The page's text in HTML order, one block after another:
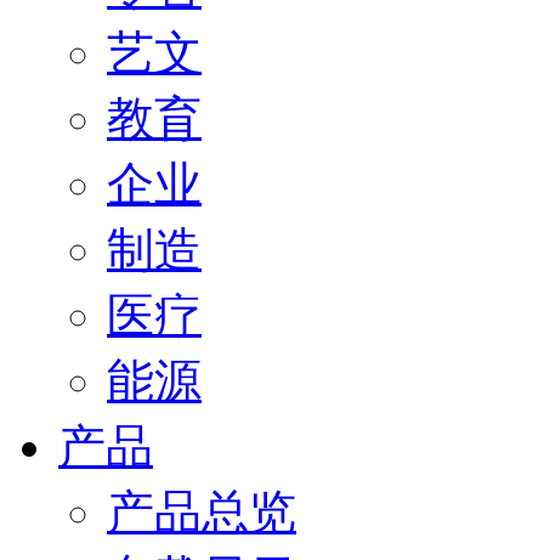
艺文
教育
企业
制造
医疗
能源
产品
产品总览